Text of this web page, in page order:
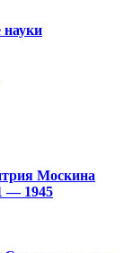
науки
Москина
— 1945